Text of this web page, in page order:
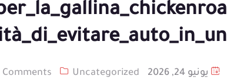
يونيو 24, 2026 Uncategorized
Comments